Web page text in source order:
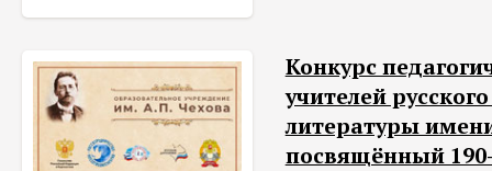
Конкурс
учителей
литературы
посвящённый